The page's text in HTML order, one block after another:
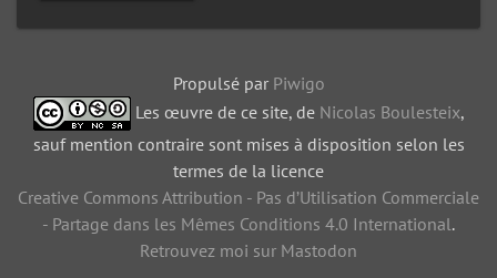
Propulsé par Piwigo
Les œuvre de ce site, de Nicolas Boulesteix,
sauf mention contraire sont mises à disposition selon les
termes de la licence
Creative Commons Attribution - Pas d’Utilisation Commerciale
- Partage dans les Mêmes Conditions 4.0 International.
Retrouvez moi sur Mastodon